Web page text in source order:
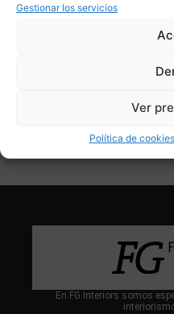
Gestionar los servicios
Ver
Política de cookies
– Alemania
En FG Interiors somos